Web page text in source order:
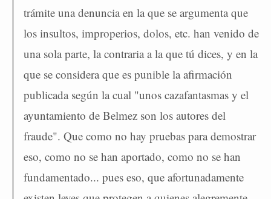
trámite una denuncia en la que se argumenta que
los insultos, improperios, dolos, etc. han venido de
una sola parte, la contraria a la que tú dices, y en la
que se considera que es punible la afirmación
publicada según la cual "unos cazafantasmas y el
ayuntamiento de Belmez son los autores del
fraude". Que como no hay pruebas para demostrar
eso, como no se han aportado, como no se han
fundamentado... pues eso, que afortunadamente